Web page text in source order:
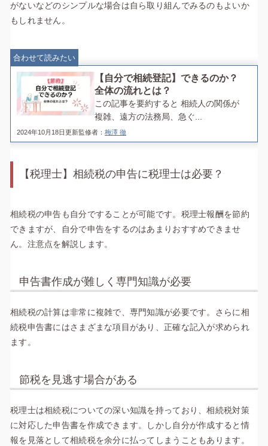
がないなどのシンプルな場合は自ら取り組んでみるのもよいか
もしれません。
合わせて読みたい
【自分で相続登記】できるのか？
全体の流れとは？
この記事を要約すると 相続人の関係が
複雑、遠方の法務局、急ぐ...
2024年10月18日更新監修者： 梅澤 徹
【税理士】相続税の申告に税理士は必要？
相続税の申告も自分ですることが可能です。税理士報酬を節約
できますが、自分で申告をするのはあまりおすすめできませ
ん。注意点を解説します。
申告書作成が難しく専門知識が必要
相続税の計算は非常に複雑で、専門知識が必要です。さらに相
続税申告書にはさまざまな項目があり、正確な記入が求められ
ます。
節税を見逃す場合がある
税理士は相続税についての深い知識を持っており、相続税対策
に対応した申告書を作成できます。しかし自分が作成すると情
報を見落として相続税を余分に払ってしまうこともあります。